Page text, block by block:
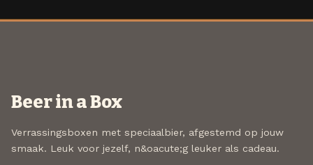
Beer in a Box
Verrassingsboxen met speciaalbier, afgestemd op jouw
smaak. Leuk voor jezelf, n&oacute;g leuker als cadeau.